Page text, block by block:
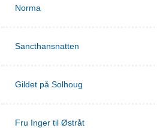
Norma
Sancthansnatten
Gildet på Solhoug
Fru Inger til Østråt